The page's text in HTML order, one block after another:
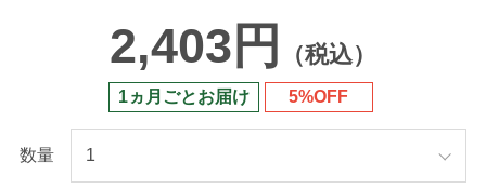
2,403円 （税込）
1ヵ月ごとお届け 5%OFF
数量